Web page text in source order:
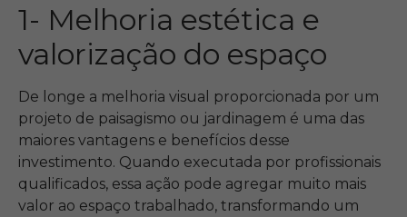
1- Melhoria estética e
valorização do espaço
De longe a melhoria visual proporcionada por um
projeto de paisagismo ou jardinagem é uma das
maiores vantagens e benefícios desse
investimento. Quando executada por profissionais
qualificados, essa ação pode agregar muito mais
valor ao espaço trabalhado, transformando um